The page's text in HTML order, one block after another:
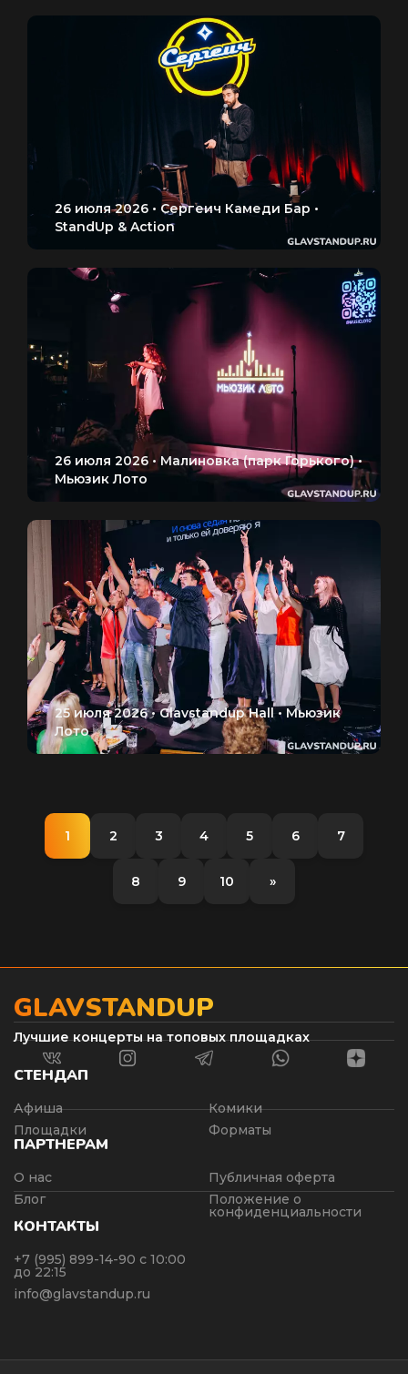
1 2 3 4 5 6 7
8 9 10 »
GLAVSTANDUP
Лучшие концерты на топовых площадках
СТЕНДАП
Афиша
Площадки
Комики
Форматы
ПАРТНЕРАМ
О нас
Блог
Публичная оферта
Положение о
конфиденциальности
КОНТАКТЫ
+7 (995) 899-14-90 с 10:00
до 22:15
info@glavstandup.ru